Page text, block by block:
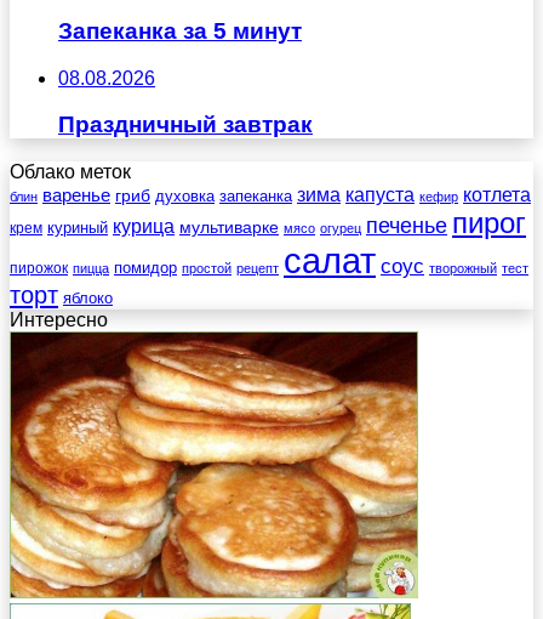
Запеканка за 5 минут
08.08.2026
Праздничный завтрак
Облако меток
блин варенье гриб духовка запеканка зима капуста кефир котлета
крем куриный курица мультиварке мясо огурец печенье пирог
пирожок пицца помидор простой рецепт салат соус творожный тест
торт яблоко
Интересно